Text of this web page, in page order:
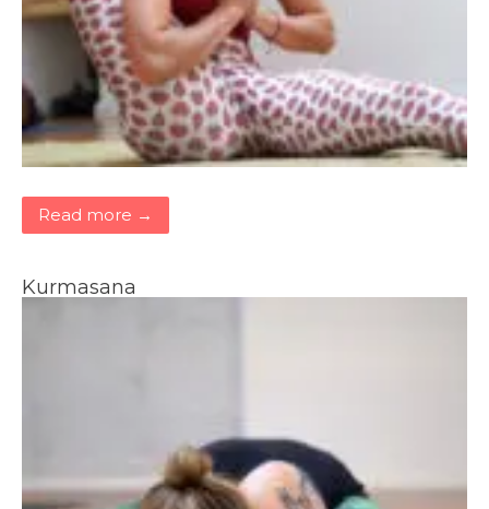
Read more →
Kurmasana